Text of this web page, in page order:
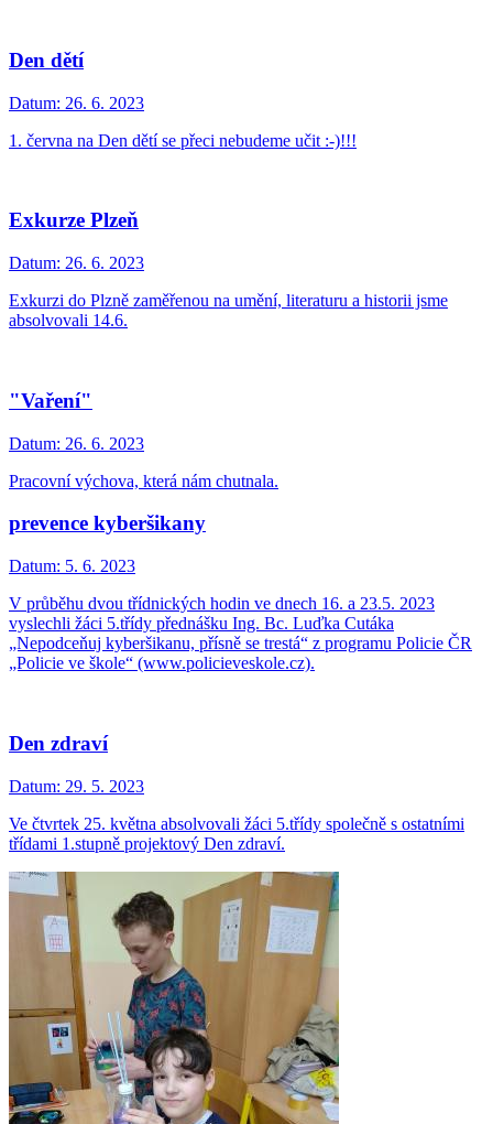
Den dětí
Datum: 26. 6. 2023
1. června na Den dětí se přeci nebudeme učit :-)!!!
Exkurze Plzeň
Datum: 26. 6. 2023
Exkurzi do Plzně zaměřenou na umění, literaturu a historii jsme
absolvovali 14.6.
"Vaření"
Datum: 26. 6. 2023
Pracovní výchova, která nám chutnala.
prevence kyberšikany
Datum: 5. 6. 2023
V průběhu dvou třídnických hodin ve dnech 16. a 23.5. 2023
vyslechli žáci 5.třídy přednášku Ing. Bc. Luďka Cutáka
„Nepodceňuj kyberšikanu, přísně se trestá“ z programu Policie ČR
„Policie ve škole“ (www.policieveskole.cz).
Den zdraví
Datum: 29. 5. 2023
Ve čtvrtek 25. května absolvovali žáci 5.třídy společně s ostatními
třídami 1.stupně projektový Den zdraví.